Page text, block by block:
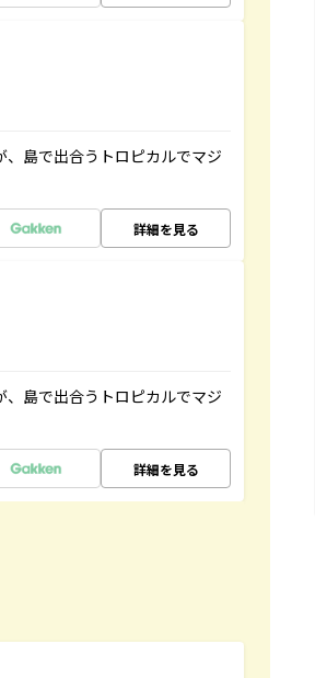
島で出合うトロピカルでマジ
詳細を見る
島で出合うトロピカルでマジ
詳細を見る